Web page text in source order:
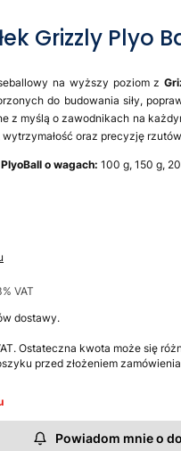
Grizzly Plyo
na wyższy poziom z
do budowania siły,
z myślą o zawodnikach na
oraz precyzję
o wagach: 100 g, 150 g,
VAT
VAT
dostawy.
Ostateczna kwota może się
przed złożeniem
Powiadom mnie o